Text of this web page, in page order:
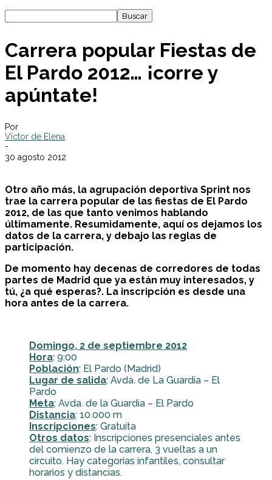
Carrera popular Fiestas de
El Pardo 2012… ¡corre y
apúntate!
Por
Víctor de Elena
-
30 agosto 2012
Otro año más, la agrupación deportiva Sprint nos
trae la carrera popular de las fiestas de El Pardo
2012, de las que tanto venimos hablando
últimamente. Resumidamente, aquí os dejamos los
datos de la carrera, y debajo las reglas de
participación.
De momento hay decenas de corredores de todas
partes de Madrid que ya están muy interesados, y
tú, ¿a qué esperas?. La inscripción es desde una
hora antes de la carrera.
Domingo, 2 de septiembre 2012
Hora: 9:00
Población: El Pardo (Madrid)
Lugar de salida: Avda. de La Guardia – El
Pardo
Meta: Avda. de la Guardia – El Pardo
Distancia: 10.000 m
Inscripciones: Gratuita
Otros datos: Inscripciones presenciales antes
del comienzo de la carrera, 3 vueltas a un
circuito. Hay categorías infantiles, consultar
horarios y distancias.